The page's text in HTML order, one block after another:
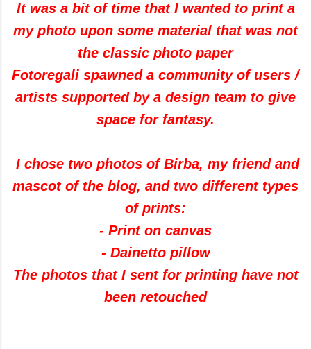
It was a bit of time that I wanted to print a
my photo upon some material that was not
the classic photo paper
Fotoregali spawned a community of users /
artists supported by a design team to give
space for fantasy.
I chose two photos of Birba, my friend and
mascot of the blog, and two different types
of prints:
- Print on canvas
- Dainetto pillow
The photos that I sent for printing have not
been retouched